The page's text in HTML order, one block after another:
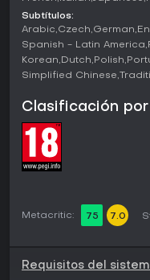
fomentando soluciones
vibrante y detallada de
La exploración es
secundarias repartidas
manipular objetos lleva
premia la
provocar reacciones
Discusiones recientes
genera una sensación
variadas hacia los
Modos de juego
2.0. Las misiones
Subtítulos:
Arabic Czech German
Spanish - Latin America
Korean Dutch Polish
Simplified Chinese
Clasificación
Metacritic: 75 7.0
Requisitos del